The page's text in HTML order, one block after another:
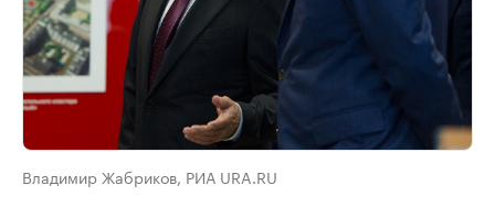
Владимир Жабриков, РИА URA.RU